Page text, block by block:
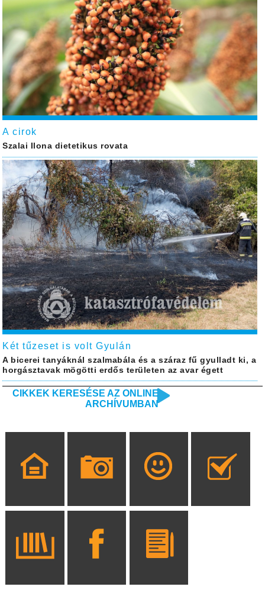
A cirok
Szalai Ilona dietetikus rovata
Két tűzeset is volt Gyulán
A bicerei tanyáknál szalmabála és a száraz fű gyulladt ki, a
horgásztavak mögötti erdős területen az avar égett
CIKKEK KERESÉSE AZ ONLINE
ARCHÍVUMBAN